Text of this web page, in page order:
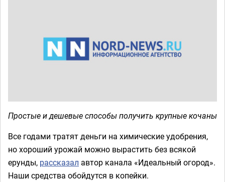
Простые и дешевые способы получить крупные кочаны
Все годами тратят деньги на химические удобрения,
но хороший урожай можно вырастить без всякой
ерунды, рассказал автор канала «Идеальный огород».
Наши средства обойдутся в копейки.